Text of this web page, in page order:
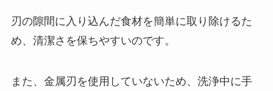
刃の隙間に入り込んだ食材を簡単に取り除けるた
め、清潔さを保ちやすいのです。
また、金属刃を使用していないため、洗浄中に手